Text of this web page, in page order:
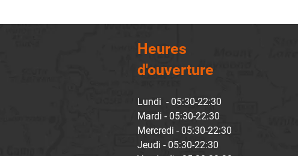
Heures
d'ouverture
Lundi - 05:30-22:30
Mardi - 05:30-22:30
Mercredi - 05:30-22:30
Jeudi - 05:30-22:30